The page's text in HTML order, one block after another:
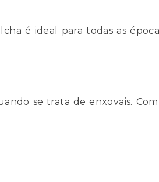
é ideal para todas as
se trata de enxovais.